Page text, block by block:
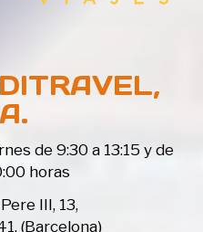
de 9:30 a 13:15 y de
horas
III, 13,
, (Barcelona)